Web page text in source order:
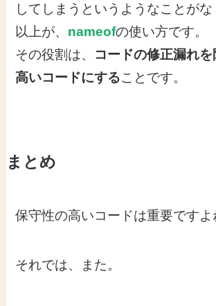
してしまうというようなことがな
以上が、 nameofの使い方です。
その役割は、 コードの修正漏れ
高いコードにすることです。
まとめ
保守性の高いコードは重要ですよ
それでは、また。